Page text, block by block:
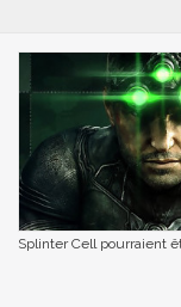
Splinter Cell pourraient